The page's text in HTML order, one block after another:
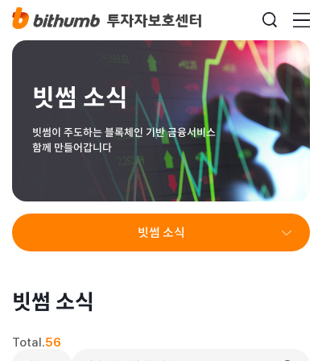
빗썸 소식
빗썸이 주도하는 블록체인 기반 금융서비스
함께 만들어갑니다
빗썸 소식
빗썸 소식
Total.56